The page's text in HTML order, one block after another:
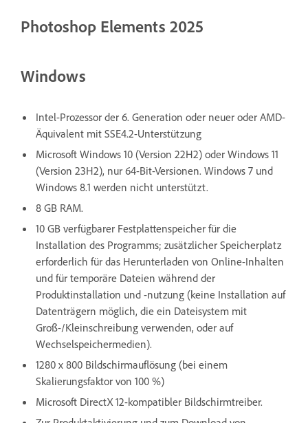
Photoshop Elements 2025
Windows
Intel-Prozessor der 6. Generation oder neuer oder AMD-
Äquivalent mit SSE4.2-Unterstützung
Microsoft Windows 10 (Version 22H2) oder Windows 11
(Version 23H2), nur 64-Bit-Versionen. Windows 7 und
Windows 8.1 werden nicht unterstützt.
8 GB RAM.
10 GB verfügbarer Festplattenspeicher für die
Installation des Programms; zusätzlicher Speicherplatz
erforderlich für das Herunterladen von Online-Inhalten
und für temporäre Dateien während der
Produktinstallation und -nutzung (keine Installation auf
Datenträgern möglich, die ein Dateisystem mit
Groß-/Kleinschreibung verwenden, oder auf
Wechselspeichermedien).
1280 x 800 Bildschirmauflösung (bei einem
Skalierungsfaktor von 100 %)
Microsoft DirectX 12-kompatibler Bildschirmtreiber.